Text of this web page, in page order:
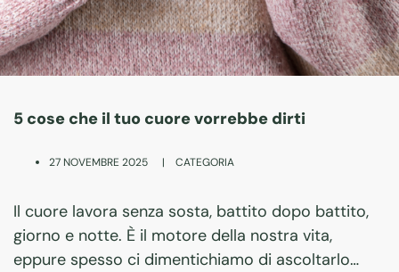
5 cose che il tuo cuore vorrebbe dirti
27 NOVEMBRE 2025 | CATEGORIA
Il cuore lavora senza sosta, battito dopo battito,
giorno e notte. È il motore della nostra vita,
eppure spesso ci dimentichiamo di ascoltarlo